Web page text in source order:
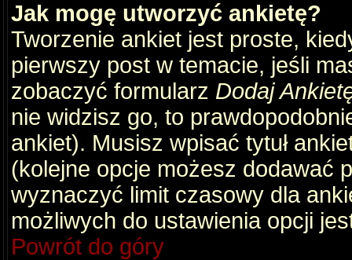
Jak mogę utworzyć ankietę?
Tworzenie ankiet jest proste,
pierwszy post w temacie, jeśli
zobaczyć formularz Dodaj
nie widzisz go, to
ankiet). Musisz wpisać tytuł
(kolejne opcje możesz dodawać
wyznaczyć limit czasowy dla
możliwych do ustawienia opcji
Powrót do góry